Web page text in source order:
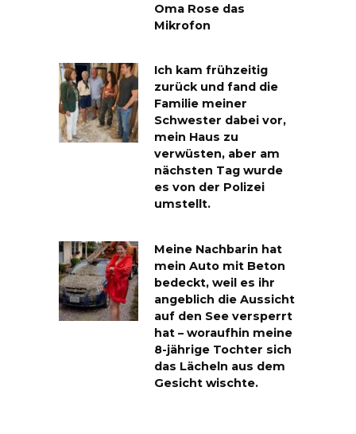
Oma Rose das
Mikrofon
Ich kam frühzeitig
zurück und fand die
Familie meiner
Schwester dabei vor,
mein Haus zu
verwüsten, aber am
nächsten Tag wurde
es von der Polizei
umstellt.
Meine Nachbarin hat
mein Auto mit Beton
bedeckt, weil es ihr
angeblich die Aussicht
auf den See versperrt
hat – woraufhin meine
8-jährige Tochter sich
das Lächeln aus dem
Gesicht wischte.